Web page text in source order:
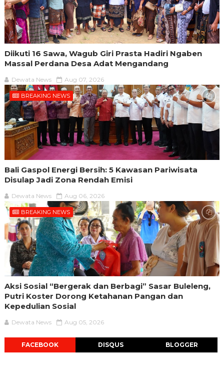
Diikuti 16 Sawa, Wagub Giri Prasta Hadiri Ngaben
Massal Perdana Desa Adat Mengandang
Dewata News Aug 07, 2026
BREAKING NEWS
Bali Gaspol Energi Bersih: 5 Kawasan Pariwisata
Disulap Jadi Zona Rendah Emisi
Dewata News Aug 06, 2026
BREAKING NEWS
Aksi Sosial “Bergerak dan Berbagi” Sasar Buleleng,
Putri Koster Dorong Ketahanan Pangan dan
Kepedulian Sosial
Dewata News Aug 05, 2026
FACEBOOK DISQUS BLOGGER